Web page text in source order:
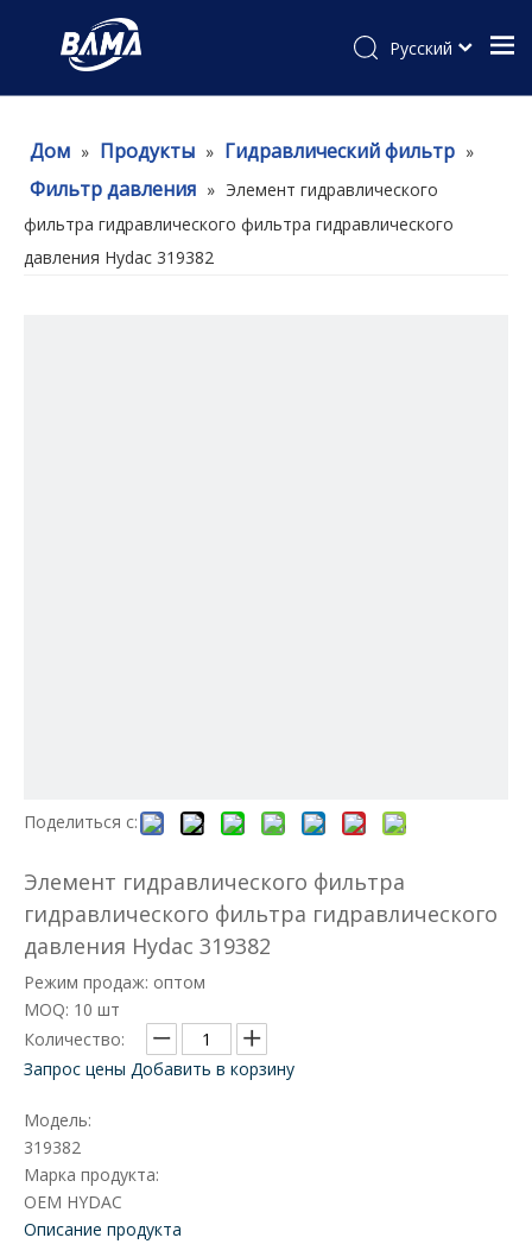
Pусский
Дом » Продукты » Гидравлический фильтр »
Фильтр давления » Элемент гидравлического
фильтра гидравлического фильтра гидравлического
давления Hydac 319382
Поделиться с:
Элемент гидравлического фильтра
гидравлического фильтра гидравлического
давления Hydac 319382
Режим продаж: оптом
MOQ: 10 шт
Количество:
Запрос цены Добавить в корзину
Модель:
319382
Марка продукта:
OEM HYDAC
Описание продукта